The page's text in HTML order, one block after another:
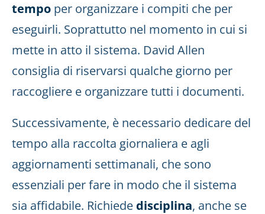
tempo per organizzare i compiti che per
eseguirli. Soprattutto nel momento in cui si
mette in atto il sistema. David Allen
consiglia di riservarsi qualche giorno per
raccogliere e organizzare tutti i documenti.
Successivamente, è necessario dedicare del
tempo alla raccolta giornaliera e agli
aggiornamenti settimanali, che sono
essenziali per fare in modo che il sistema
sia affidabile. Richiede disciplina, anche se